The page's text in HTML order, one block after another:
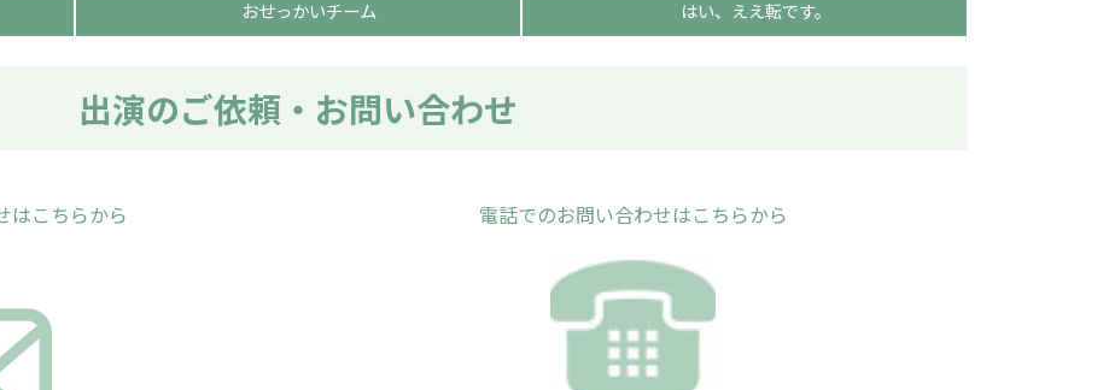
おせっかいチーム はい、ええ転です。
出演のご依頼・お問い合わせ
はこちらから 電話でのお問い合わせはこちらから